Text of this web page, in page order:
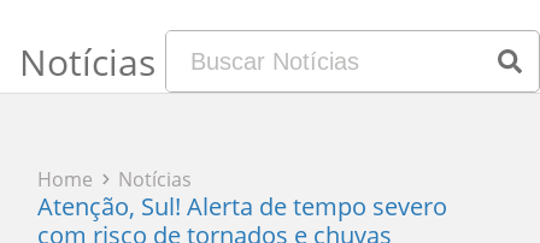
Notícias
Home Notícias
Atenção, Sul! Alerta de tempo severo
com risco de tornados e chuvas